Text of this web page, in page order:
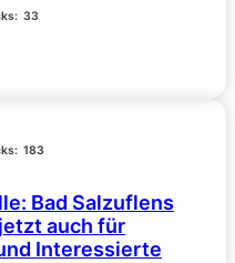
33
183
Bad Salzuflens
auch für
Interessierte